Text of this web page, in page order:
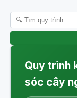
Quy trình
sóc cây